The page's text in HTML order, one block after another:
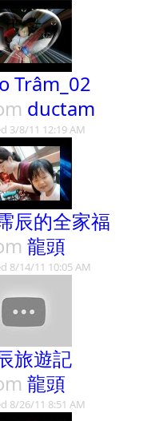
Trâm_02
ductam
3/8/11 12:19 AM
辰的全家福
龍頭
8/14/11 10:05 AM
旅遊記
龍頭
8/26/11 8:51 AM